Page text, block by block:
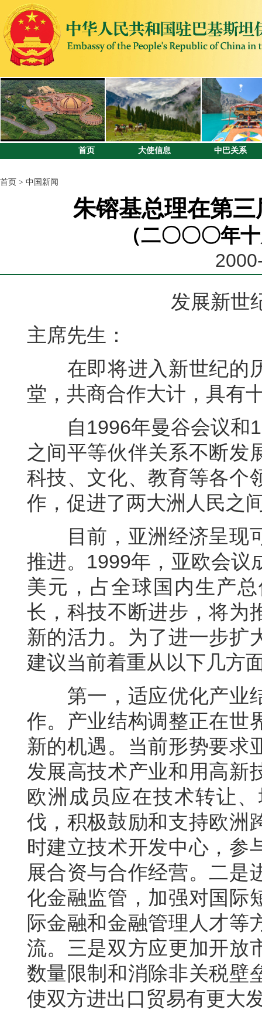
首页 大使信息 中巴关系
首页 > 中国新闻
朱镕基总理在第
（二〇〇〇年
发展新世
主席先生：
在即将进入新世纪的历
堂，共商合作大计，具有
自1996年曼谷会议和
之间平等伙伴关系不断发
科技、文化、教育等各个
作，促进了两大洲人民之
目前，亚洲经济呈现可
推进。1999年，亚欧会议
美元，占全球国内生产
长，科技不断进步，将为
新的活力。为了进一步扩
建议当前着重从以下几方
第一，适应优化产业结
作。产业结构调整正在世
新的机遇。当前形势要求
发展高技术产业和用高新
欧洲成员应在技术转让
伐，积极鼓励和支持欧洲
时建立技术开发中心，参
展合资与合作经营。二是
化金融监管，加强对国际
际金融和金融管理人才等
流。三是双方应更加开放
数量限制和消除非关税壁
使双方进出口贸易有更大